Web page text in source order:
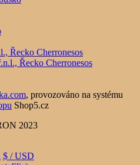
Řecko Cherronesos
, provozováno na systému
Shop5.cz
2023
$ / USD